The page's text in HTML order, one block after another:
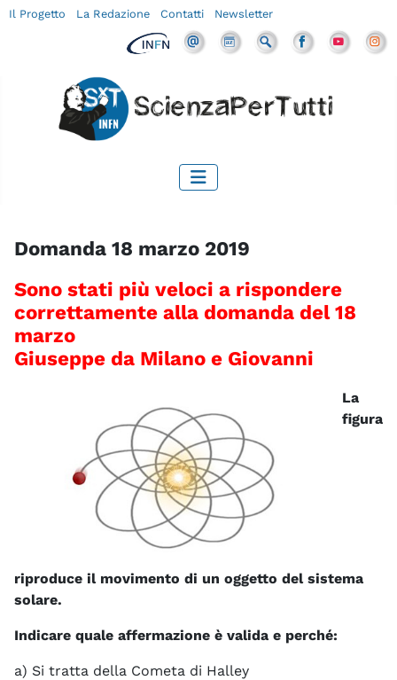
Il Progetto La Redazione Contatti Newsletter
Domanda 18 marzo 2019
Sono stati più veloci a rispondere
correttamente alla domanda del 18
marzo
Giuseppe da Milano e Giovanni
La
figura
riproduce il movimento di un oggetto del sistema
solare.
Indicare quale affermazione è valida e perché:
a) Si tratta della Cometa di Halley